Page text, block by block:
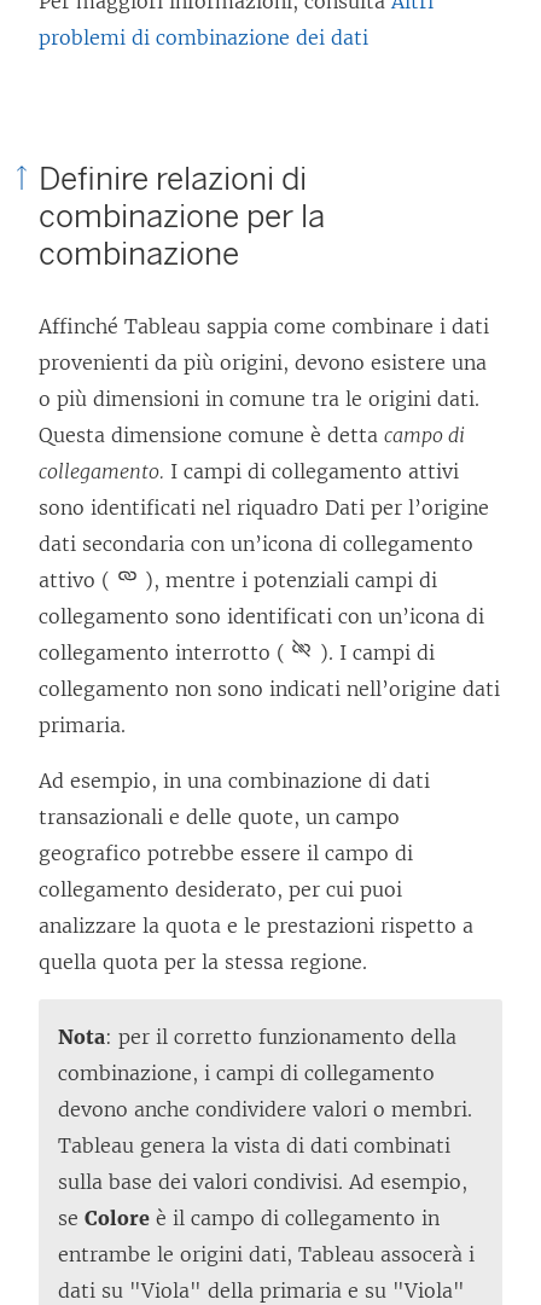
problemi di combinazione dei dati
Definire relazioni di
combinazione per la
combinazione
Affinché Tableau sappia come combinare i dati
provenienti da più origini, devono esistere una
o più dimensioni in comune tra le origini dati.
Questa dimensione comune è detta campo di
collegamento. I campi di collegamento attivi
sono identificati nel riquadro Dati per l’origine
dati secondaria con un’icona di collegamento
attivo (
), mentre i potenziali campi di
collegamento sono identificati con un’icona di
collegamento interrotto (
). I campi di
collegamento non sono indicati nell’origine dati
primaria.
Ad esempio, in una combinazione di dati
transazionali e delle quote, un campo
geografico potrebbe essere il campo di
collegamento desiderato, per cui puoi
analizzare la quota e le prestazioni rispetto a
quella quota per la stessa regione.
Nota: per il corretto funzionamento della
combinazione, i campi di collegamento
devono anche condividere valori o membri.
Tableau genera la vista di dati combinati
sulla base dei valori condivisi. Ad esempio,
se Colore è il campo di collegamento in
entrambe le origini dati, Tableau assocerà i
dati su "Viola" della primaria e su "Viola"